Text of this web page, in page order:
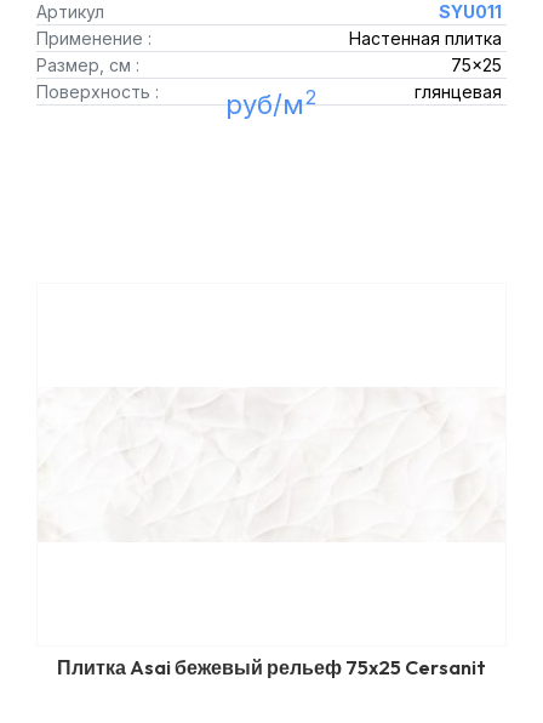
Артикул
SYU011
Применение :
Настенная плитка
Размер, см :
75x25
Поверхность :
глянцевая
руб/м2
Плитка Asai бежевый рельеф 75x25 Cersanit